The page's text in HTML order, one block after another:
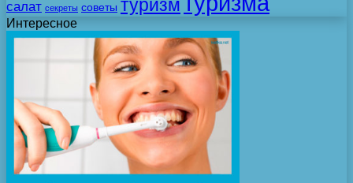
салат секреты советы туризм
Интересное